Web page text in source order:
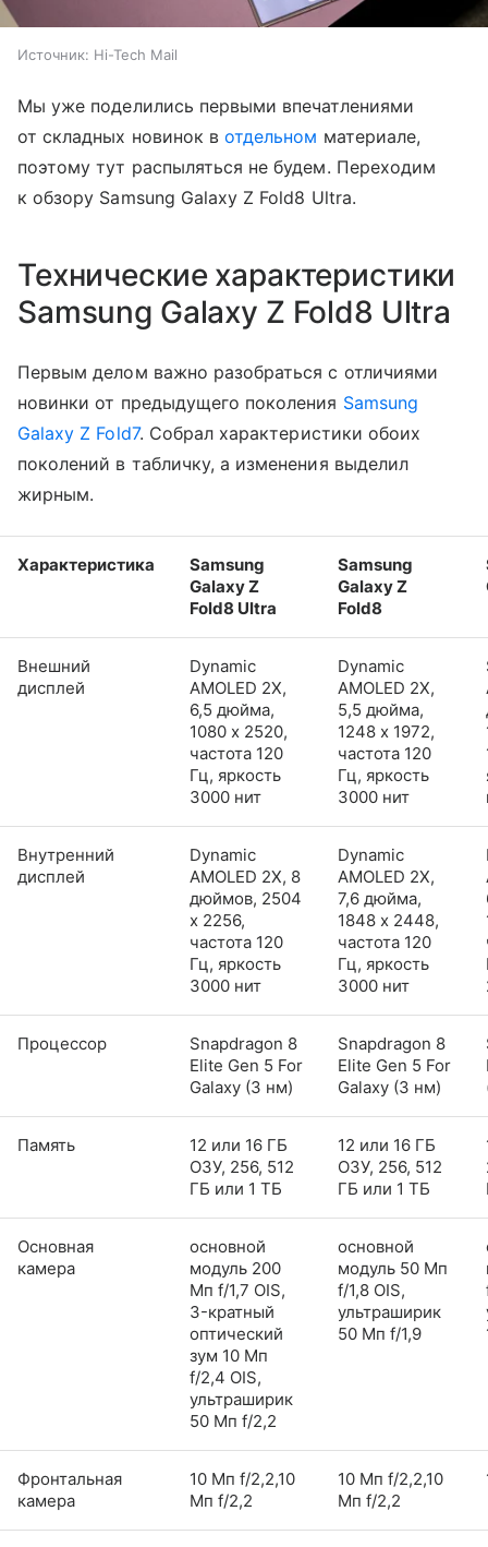
Источник: Hi-Tech Mail
Мы уже поделились первыми впечатлениями
от складных новинок вотдельном материале,
поэтому тут распыляться не будем. Переходим
к обзору Samsung Galaxy Z Fold8 Ultra.
Технические характеристики
Samsung Galaxy Z Fold8 Ultra
Первым делом важно разобраться с отличиями
новинки от предыдущего поколения Samsung
Galaxy Z Fold7. Собрал характеристики обоих
поколений в табличку, а изменения выделил
жирным.
Характеристика
Samsung
Galaxy Z
Fold8 Ultra
Samsung
Galaxy Z
Fold8
Внешний
дисплей
Dynamic
AMOLED 2X,
6,5 дюйма,
1080 x 2520,
частота 120
Гц, яркость
3000 нит
Dynamic
AMOLED 2X,
5,5 дюйма,
1248 x 1972,
частота 120
Гц, яркость
3000 нит
Внутренний
дисплей
Dynamic
AMOLED 2X, 8
дюймов, 2504
x 2256,
частота 120
Гц, яркость
3000 нит
Dynamic
AMOLED 2X,
7,6 дюйма,
1848 x 2448,
частота 120
Гц, яркость
3000 нит
Процессор
Snapdragon 8
Elite Gen 5 For
Galaxy (3 нм)
Snapdragon 8
Elite Gen 5 For
Galaxy (3 нм)
Память
12 или 16 ГБ
ОЗУ, 256, 512
ГБ или 1 ТБ
12 или 16 ГБ
ОЗУ, 256, 512
ГБ или 1 ТБ
Основная
камера
основной
модуль 200
Мп f/1,7 OIS,
3-кратный
оптический
зум 10 Мп
f/2,4 OIS,
ультраширик
50 Мп f/2,2
основной
модуль 50 Мп
f/1,8 OIS,
ультраширик
50 Мп f/1,9
Фронтальная
камера
10 Мп f/2,2,10
Мп f/2,2
10 Мп f/2,2,10
Мп f/2,2